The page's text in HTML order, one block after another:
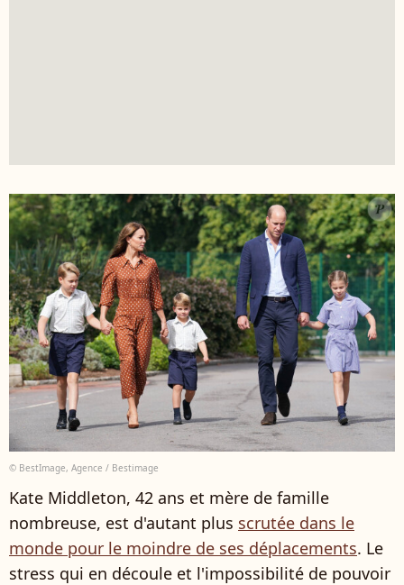
© BestImage, Agence / Bestimage
Kate Middleton, 42 ans et mère de famille
nombreuse, est d'autant plus scrutée dans le
monde pour le moindre de ses déplacements. Le
stress qui en découle et l'impossibilité de pouvoir